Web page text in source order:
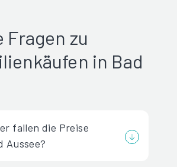
Fragen zu
in Bad
fallen die Preise
Aussee?